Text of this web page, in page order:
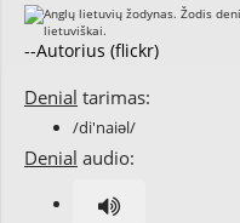
--Autorius (flickr)
Denial tarimas:
/di'naiəl/
Denial audio: